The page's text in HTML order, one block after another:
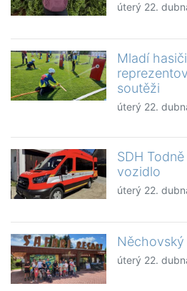
úterý 22.
Mladí hasiči
soutěži
úterý 22.
SDH
vozidlo
úterý 22.
úterý 22.